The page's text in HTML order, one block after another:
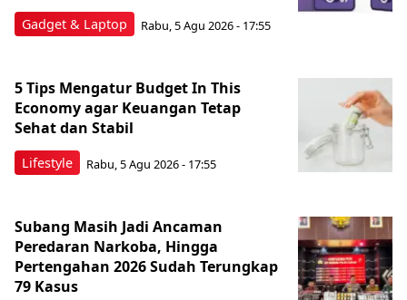
Gadget & Laptop Rabu, 5 Agu 2026 - 17:55
Lifestyle
5 Tips Mengatur Budget In This
Economy agar Keuangan Tetap
Sehat dan Stabil
Rabu, 5 Agu 2026 - 17:55
Subang Masih Jadi Ancaman
Peredaran Narkoba, Hingga
Pertengahan 2026 Sudah Terungkap
79 Kasus